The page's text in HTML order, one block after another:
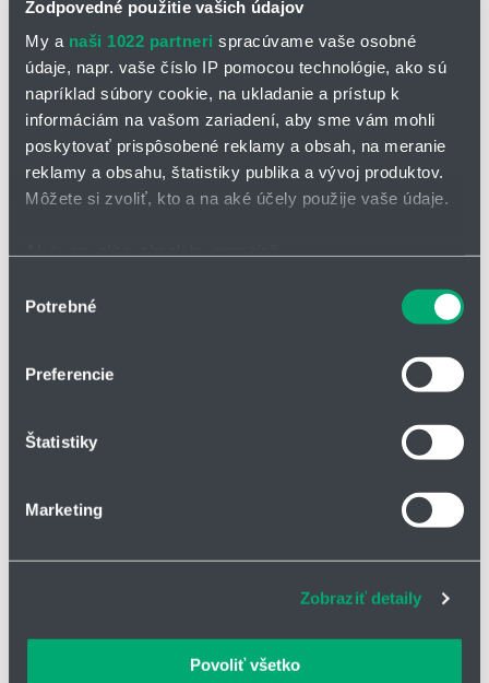
Zodpovedné použitie vašich údajov
My a naši 1022 partneri spracúvame vaše osobné
údaje, napr. vaše číslo IP pomocou technológie, ako sú
napríklad súbory cookie, na ukladanie a prístup k
informáciám na vašom zariadení, aby sme vám mohli
poskytovať prispôsobené reklamy a obsah, na meranie
reklamy a obsahu, štatistiky publika a vývoj produktov.
Môžete si zvoliť, kto a na aké účely použije vaše údaje.
polohe s presnosťou na niekoľko metrov
Viac informácií o tom, ako sa spracúvajú vaše osobné
môžete kedykoľvek zmeniť alebo odvolať cez Vyhlásenie
Na prispôsobenie obsahu a reklám, poskytovanie funkcií
webové stránky, poskytujeme aj našim partnerom v
súhlasu
Potrebné
Preferencie
Štatistiky
Marketing
Zobraziť detaily
Povoliť všetko
Tlakový spínač série C